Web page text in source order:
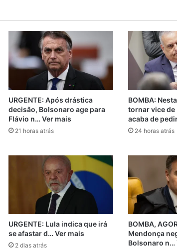
URGENTE: Após drástica
decisão, Bolsonaro age para
Flávio n… Ver mais
21 horas atrás
BOMBA:
tornar vice de
acaba de
24 horas atrás
URGENTE: Lula indica que irá
se afastar d… Ver mais
2 dias atrás
BOMBA,
Mendonça
Bolsonaro n…